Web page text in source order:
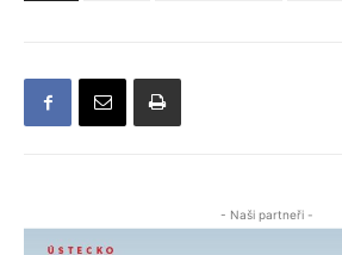
- Naši partneři -